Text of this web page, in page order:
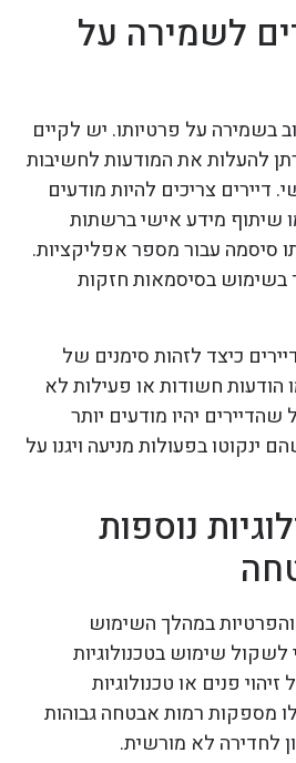
לשמירה על
בשמירה על פרטיותו. יש לקיים
להעלות את המודעות לחשיבות
צריכים להיות מודעים
שיתוף מידע אישי ברשתות
סיסמה עבור מספר אפליקציות.
בסיסמאות חזקות
כיצד לזהות סימנים של
הודעות חשודות או פעילות לא
יהיו מודעים יותר
ינקוטו בפעולות מניעה ויגנו על
נוספות
במהלך השימוש
שימוש בטכנולוגיות
פנים או טכנולוגיות
מספקות רמות אבטחה גבוהות
לחדירה לא מורשית.